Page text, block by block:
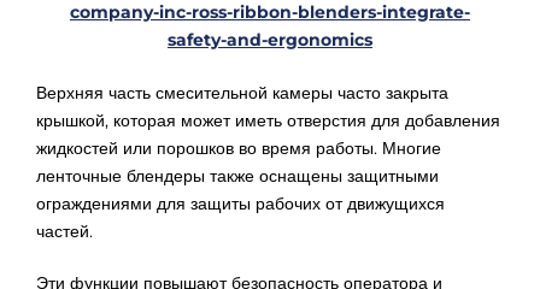
company-inc-ross-ribbon-blenders-integrate-
safety-and-ergonomics
Верхняя часть смесительной камеры часто закрыта
крышкой, которая может иметь отверстия для добавления
жидкостей или порошков во время работы. Многие
ленточные блендеры также оснащены защитными
ограждениями для защиты рабочих от движущихся
частей.
Эти функции повышают безопасность оператора и